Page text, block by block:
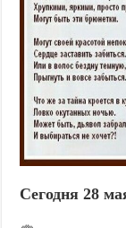
Сегодня 28